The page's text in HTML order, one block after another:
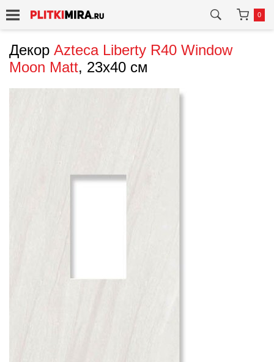
0
Декор Azteca Liberty R40 Window
Moon Matt, 23x40 см